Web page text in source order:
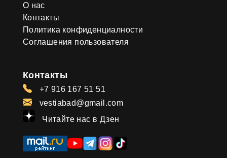
О нас
Контакты
Политика конфиденциалности
Соглашения пользователя
Контакты
+7 916 167 51 51
vestiabad@gmail.com
Читайте нас в Дзен